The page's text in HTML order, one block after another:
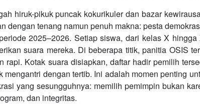
hiruk-pikuk puncak kokurikuler dan bazar
dengan tenang namun penuh makna: pesta
2025–2026. Setiap siswa, dari kelas X
suara mereka. Di beberapa titik, panitia OSIS
rapi. Kotak suara disiapkan, daftar hadir pemilih
mengantri dengan tertib. Ini adalah momen penting
yang sesungguhnya: memilih pemimpin bukan
dan integritas.